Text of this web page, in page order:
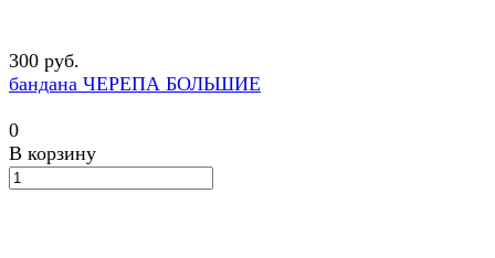
300 руб.
бандана ЧЕРЕПА БОЛЬШИЕ
0
В корзину